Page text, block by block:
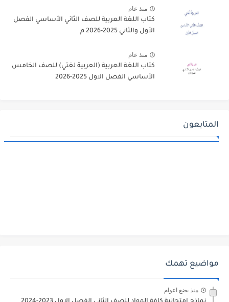
منذ عام
كتاب اللغة العربية للصف الثاني الأساسي الفصل
الأول والثاني 2025-2026 م
منذ عام
كتاب اللغة العربية (العربية لغتي) للصف الخامس
الأساسي الفصل الاول 2025-2026
المتابعون
مواضيع تهمك
منذ بضع اعوام